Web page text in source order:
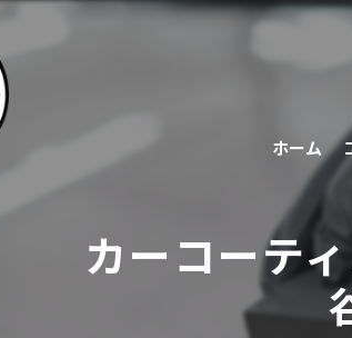
ホーム
カーコーテ